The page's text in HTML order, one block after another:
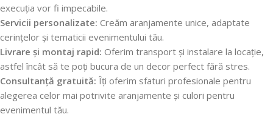
execuția vor fi impecabile.
Servicii personalizate: Creăm aranjamente unice, adaptate
cerințelor și tematicii evenimentului tău.
Livrare și montaj rapid: Oferim transport și instalare la locație,
astfel încât să te poți bucura de un decor perfect fără stres.
Consultanță gratuită: Îți oferim sfaturi profesionale pentru
alegerea celor mai potrivite aranjamente și culori pentru
evenimentul tău.